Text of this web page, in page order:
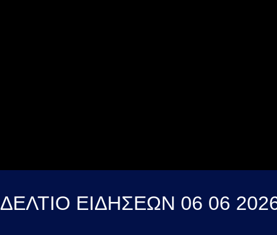
ΔΕΛΤΙΟ ΕΙΔΗΣΕΩΝ 06 06